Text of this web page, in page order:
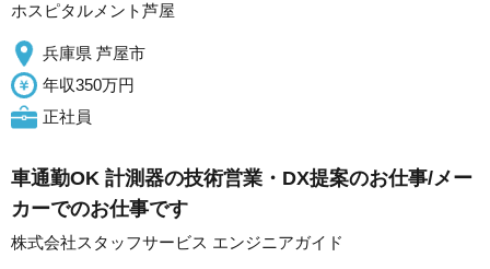
ホスピタルメント芦屋
兵庫県 芦屋市
年収350万円
正社員
車通勤OK 計測器の技術営業・DX提案のお仕事/メー
カーでのお仕事です
株式会社スタッフサービス エンジニアガイド